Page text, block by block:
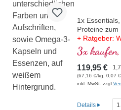
1x
Proteine zum
+ Ratgeber:
wissen müssen
3x
119,95 €
(67,16 €/kg, 0,07
inkl. MwSt. zzgl
Details